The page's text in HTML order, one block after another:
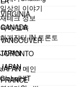
일상의 이야기
재테크 정보
육아/교육
화개장터 IN 토론토
JAPAN
JAPAN 메인
GlobalHIT
VIRGINIA
CANADA
VANCOUVER
TORONTO
JAPAN
FRANCE